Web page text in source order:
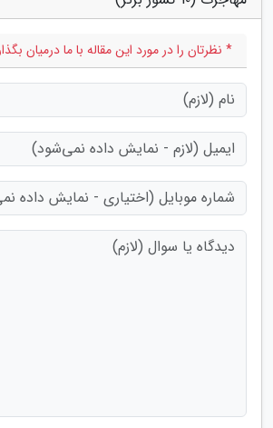
* نظرتان را در مورد این مقاله با ما درمیان